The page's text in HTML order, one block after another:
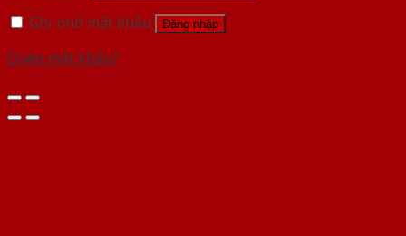
Ghi nhớ mật khẩu
Đăng nhập
Quên mật khẩu?